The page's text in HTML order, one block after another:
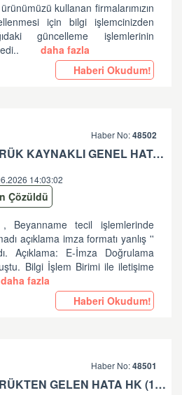
kullanan firmalarımızın
için bilgi işlemcinizden
güncelleme işlemlerinin
daha fazla
Haberi Okudum!
Haber No:48502
GÜMRÜK KAYNAKLI GENEL HATA HK
14:03:02
Çözüldü
, Beyanname tecil işlemlerinde
açıklama imza formatı yanlış ''
Açıklama: E-İmza Doğrulama
Bilgi İşlem Birimi ile iletişime
daha fazla
Haberi Okudum!
Haber No:48501
GÜMRÜKTEN GELEN HATA HK (1-**. KALEMDE KULLANILAN 0877 KODLU BELGENIN ** NOLU SATIRI IÇIN GIRILEN TAMAMLAYICI BILGI ...)